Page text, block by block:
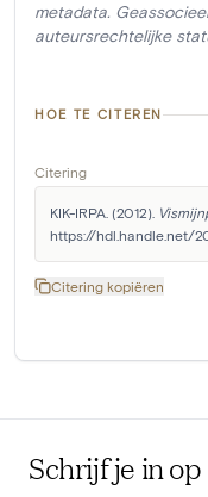
metadata.
auteursrechtelijke
HOE TE CITEREN
Citering
KIK-IRPA. (2012).
https://hdl.handle.net/
Citering kopiëren
Schrijf je in